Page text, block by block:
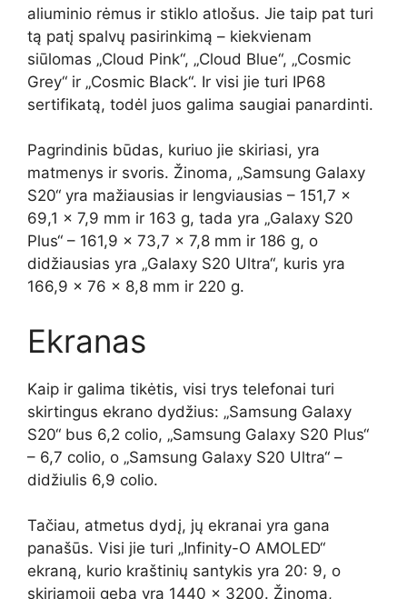
aliuminio rėmus ir stiklo atlošus. Jie taip pat turi
tą patį spalvų pasirinkimą – kiekvienam
siūlomas „Cloud Pink“, „Cloud Blue“, „Cosmic
Grey“ ir „Cosmic Black“. Ir visi jie turi IP68
sertifikatą, todėl juos galima saugiai panardinti.
Pagrindinis būdas, kuriuo jie skiriasi, yra
matmenys ir svoris. Žinoma, „Samsung Galaxy
S20“ yra mažiausias ir lengviausias – 151,7 x
69,1 x 7,9 mm ir 163 g, tada yra „Galaxy S20
Plus“ – 161,9 x 73,7 x 7,8 mm ir 186 g, o
didžiausias yra „Galaxy S20 Ultra“, kuris yra
166,9 x 76 x 8,8 mm ir 220 g.
Ekranas
Kaip ir galima tikėtis, visi trys telefonai turi
skirtingus ekrano dydžius: „Samsung Galaxy
S20“ bus 6,2 colio, „Samsung Galaxy S20 Plus“
– 6,7 colio, o „Samsung Galaxy S20 Ultra“ –
didžiulis 6,9 colio.
Tačiau, atmetus dydį, jų ekranai yra gana
panašūs. Visi jie turi „Infinity-O AMOLED“
ekraną, kurio kraštinių santykis yra 20: 9, o
skiriamoji geba yra 1440 x 3200. Žinoma,